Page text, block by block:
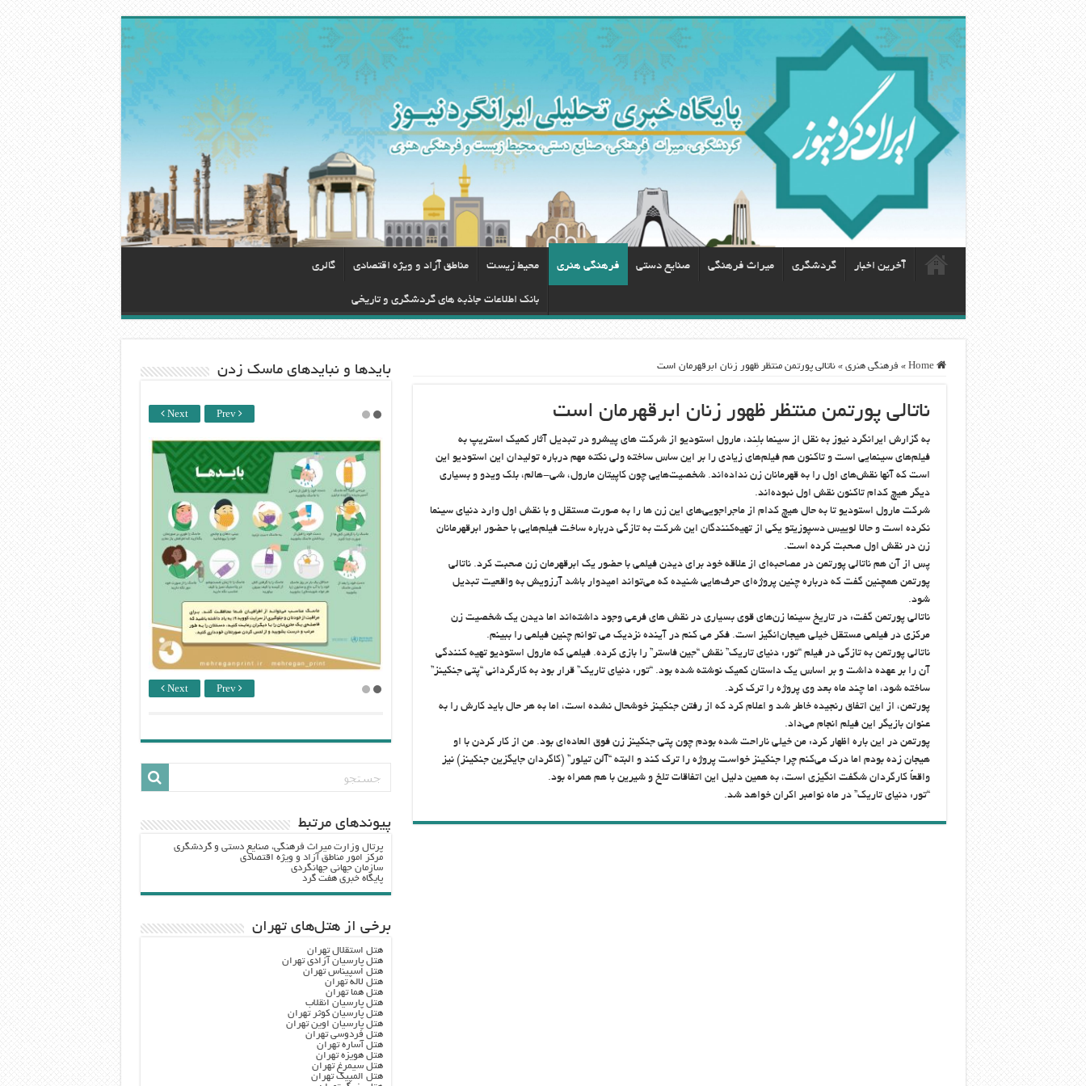
آخرین اخبار گردشگری ميراث فرهنگی صنایع دستی فرهنگی هنری محيط زيست مناطق آزاد و ویژه اقتصادی گالری
بانک اطلاعات جاذبه های گردشگری و تاریخی
Home
» فرهنگی هنری » ناتالی پورتمن منتظر ظهور زنان ابرقهرمان است
ناتالی پورتمن منتظر ظهور زنان ابرقهرمان است
به گزارش ایرانگرد نیوز به نقل از سینما بلِند، مارول استودیو از شرکت های پیشرو در تبدیل آثار کمیک استریپ به
فیلم‌های سینمایی است و تاکنون هم فیلم‌های زیادی را بر این ساس ساخته ولی نکته مهم درباره تولیدان این استودیو این
است که آنها نقش‌های اول را به قهرمانان زن نداده‌اند. شخصیت‌هایی چون کاپیتان مارول، شی-هالم، بلک ویدو و بسیاری
دیگر هیچ کدام تاکنون نقش اول نبوده‌اند.
شرکت مارول استودیو تا به حال هیچ کدام از ماجراجویی‌های این زن ها را به صورت مستقل و با نقش اول وارد دنیای سینما
نکرده است و حالا لوییس دسپوزیتو یکی از تهیه‌کنندگان این شرکت به تازگی درباره ساخت فیلم‌هایی با حضور ابرقهرمانان
زن در نقش اول صحبت کرده است.
پس از آن هم ناتالی پورتمن در مصاحبه‌ای از علاقه خود برای دیدن فیلمی ‌با حضور یک ابرقهرمان زن صحبت کرد. ناتالی
پورتمن همچنین گفت که درباره چنین پروژه‌ای حرف‌هایی شنیده که می‌تواند امیدوار باشد آرزویش به واقعیت تبدیل
شود.
ناتالی پورتمن گفت: در تاریخ سینما زن‌های قوی بسیاری در نقش های فرعی وجود داشته‌اند اما دیدن یک شخصیت زن
مرکزی در فیلمی مستقل خیلی هیجان‌انگیز است. فکر می کنم در آینده نزدیک می توانم چنین فیلمی ‌را ببینم.
ناتالی پورتمن به تازگی در فیلم “تور: دنیای تاریک” نقش “جین فاستر” را بازی کرده. فیلمی که مارول استودیو تهیه کنندگی
آن را بر عهده داشت و بر اساس یک داستان کمیک نوشته شده بود. “تور: دنیای تاریک” قرار بود به کارگردانی “پتی جنکینز”
ساخته شود، اما چند ماه بعد وی پروژه را ترک کرد.
پورتمن، از این اتفاق رنجیده خاطر شد و اعلام کرد که از رفتن جنکینز خوشحال نشده است، اما به هر حال باید کارش را به
عنوان بازیگر این فیلم انجام می‌داد.
پورتمن در این باره اظهار کرد: من خیلی ناراحت شده بودم چون پتی جنکینز زن فوق العاده‌ای بود. من از کار کردن با او
هیجان زده بودم اما درک می‌کنم چرا جنکینز خواست پروژه را ترک کند و البته “آلن تیلور” (کاگردان جایگزین جنکینز) نیز
واقعاً کارگردان شگفت انگیزی است، به همین دلیل این اتفاقات تلخ و شیرین با هم همراه بود.
“تور: دنیای تاریک” در ماه نوامبر اکران خواهد شد.
باید‌ها و نبایدهای ماسک زدن
Next Prev
Next Prev
پيوندهاي مرتبط
پرتال وزارت ميراث فرهنگي، صنایع دستی و گردشگري
مرکز امور مناطق آزاد و ویژه اقتصادی
سازمان جهانی جهانگردی
پایگاه خبری هفت گرد
برخی از هتل‌های تهران
هتل استقلال تهران
هتل پارسیان آزادی تهران
هتل اسپیناس تهران
هتل لاله تهران
هتل هما تهران
هتل پارسیان انقلاب
هتل پارسیان کوثر تهران
هتل پارسیان اوین تهران
هتل فردوسی تهران
هتل آساره تهران
هتل هویزه تهران
هتل سیمرغ تهران
هتل المپیک تهران